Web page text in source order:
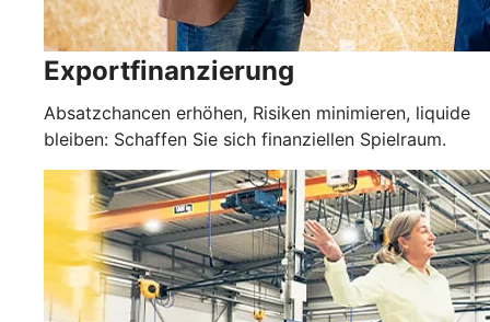
Exportfinanzierung
Absatzchancen erhöhen, Risiken minimieren, liquide
bleiben: Schaffen Sie sich finanziellen Spielraum.